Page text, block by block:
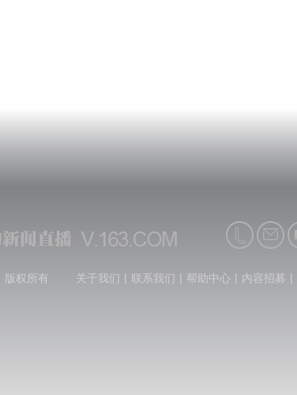
版权所有 关于我们 | 联系我们 | 帮助中心 | 内容招募 |